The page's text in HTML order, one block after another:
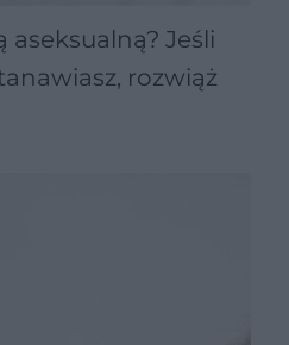
aseksualną? Jeśli
rozwiąż